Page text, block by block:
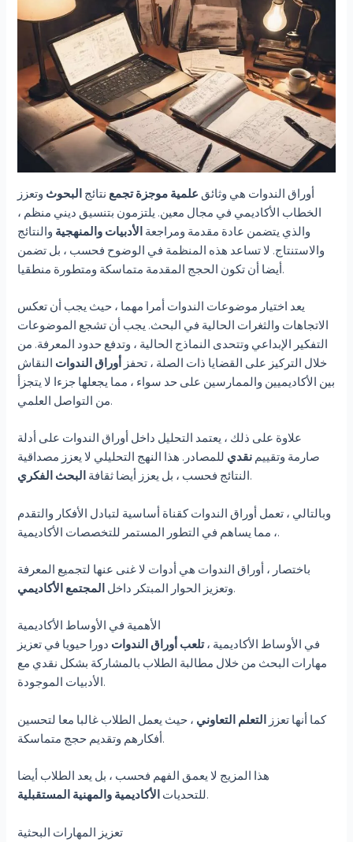
أوراق الندوات هي وثائق علمية موجزة تجمع نتائج البحوث وتعزز
الخطاب الأكاديمي في مجال معين. يلتزمون بتنسيق ديني منظم ،
والذي يتضمن عادة مقدمة ومراجعة الأدبيات والمنهجية والنتائج
والاستنتاج. لا تساعد هذه المنظمة في الوضوح فحسب ، بل تضمن
أيضا أن تكون الحجج المقدمة متماسكة ومتطورة منطقيا.
يعد اختيار موضوعات الندوات أمرا مهما ، حيث يجب أن تعكس
الاتجاهات والثغرات الحالية في البحث. يجب أن تشجع الموضوعات
التفكير الإبداعي وتتحدى النماذج الحالية ، وتدفع حدود المعرفة. من
خلال التركيز على القضايا ذات الصلة ، تحفز أوراق الندوات النقاش
بين الأكاديميين والممارسين على حد سواء ، مما يجعلها جزءا لا يتجزأ
من التواصل العلمي.
علاوة على ذلك ، يعتمد التحليل داخل أوراق الندوات على أدلة
صارمة وتقييم نقدي للمصادر. هذا النهج التحليلي لا يعزز مصداقية
النتائج فحسب ، بل يعزز أيضا ثقافة البحث الفكري .
وبالتالي ، تعمل أوراق الندوات كقناة أساسية لتبادل الأفكار والتقدم
، مما يساهم في التطور المستمر للتخصصات الأكاديمية.
باختصار ، أوراق الندوات هي أدوات لا غنى عنها لتجميع المعرفة
وتعزيز الحوار المبتكر داخل المجتمع الأكاديمي .
الأهمية في الأوساط الأكاديمية
في الأوساط الأكاديمية ،تلعب أوراق الندوات دورا حيويا في تعزيز
مهارات البحث من خلال مطالبة الطلاب بالمشاركة بشكل نقدي مع
الأدبيات الموجودة.
كما أنها تعزز التعلم التعاوني ، حيث يعمل الطلاب غالبا معا لتحسين
أفكارهم وتقديم حجج متماسكة.
هذا المزيج لا يعمق الفهم فحسب ، بل يعد الطلاب أيضا
للتحديات الأكاديمية والمهنية المستقبلية .
تعزيز المهارات البحثية